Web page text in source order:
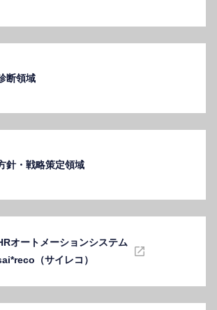
断領域
針・戦略策定領域
オートメーションシステム
（サイレコ）